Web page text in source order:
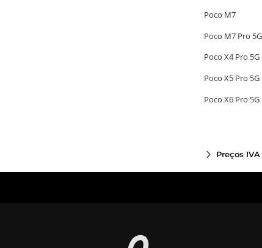
Poco M7
Poco M7 Pro 5G
Poco X4 Pro 5G
Poco X5 Pro 5G
Poco X6 Pro 5G
Preços